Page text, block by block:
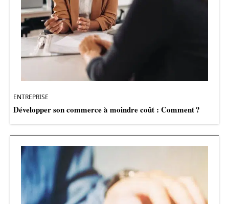
ENTREPRISE
Développer son commerce à moindre coût : Comment ?